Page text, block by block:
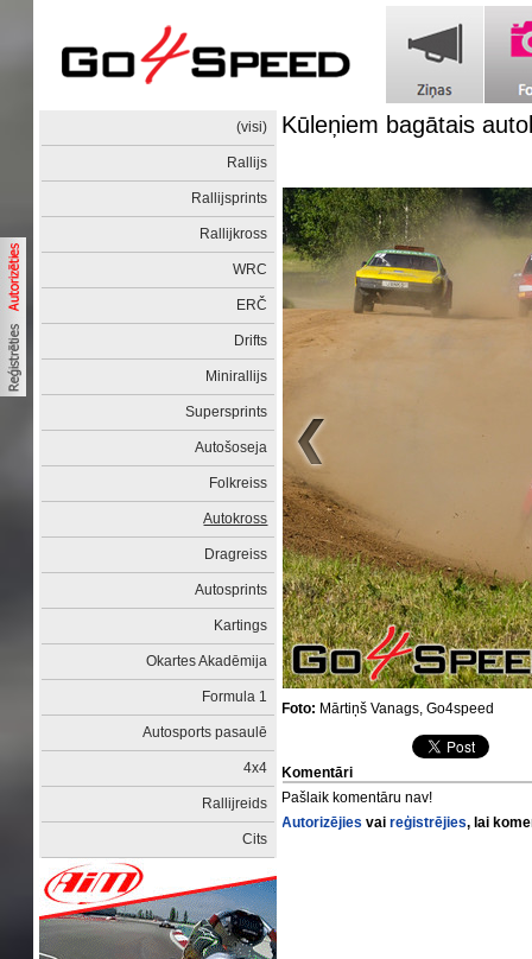
(visi)
Rallijs
Rallijsprints
Rallijkross
WRC
ERČ
Drifts
Minirallijs
Supersprints
Autošoseja
Folkreiss
Autokross
Dragreiss
Autosprints
Kartings
Okartes Akadēmija
Formula 1
Autosports pasaulē
4x4
Rallijreids
Cits
Kūleņiem bagātais
Foto: Mārtiņš Vanags, Go4speed
Komentāri
Pašlaik komentāru nav!
Autorizējies vaireģistrējies, lai